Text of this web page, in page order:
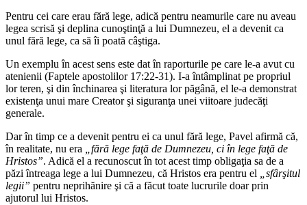
Pentru cei care erau fără lege, adică pentru neamurile care nu aveau
legea scrisă şi deplina cunoştinţă a lui Dumnezeu, el a devenit ca
unul fără lege, ca să îi poată câştiga.
Un exemplu în acest sens este dat în raporturile pe care le-a avut cu
atenienii (Faptele apostolilor 17:22-31). I-a întâmplinat pe propriul
lor teren, şi din închinarea şi literatura lor păgână, el le-a demonstrat
existenţa unui mare Creator şi siguranţa unei viitoare judecăţi
generale.
Dar în timp ce a devenit pentru ei ca unul fără lege, Pavel afirmă că,
în realitate, nu era „fără lege faţă de Dumnezeu, ci în lege faţă de
Hristos”. Adică el a recunoscut în tot acest timp obligaţia sa de a
păzi întreaga lege a lui Dumnezeu, că Hristos era pentru el „sfârşitul
legii” pentru neprihănire şi că a făcut toate lucrurile doar prin
ajutorul lui Hristos.